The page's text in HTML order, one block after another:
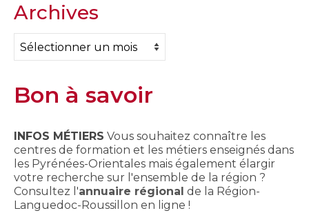
Archives
Archives
Bon à savoir
INFOS MÉTIERS Vous souhaitez connaître les
centres de formation et les métiers enseignés dans
les Pyrénées-Orientales mais également élargir
votre recherche sur l'ensemble de la région ?
Consultez l'annuaire régional de la Région-
Languedoc-Roussillon en ligne !